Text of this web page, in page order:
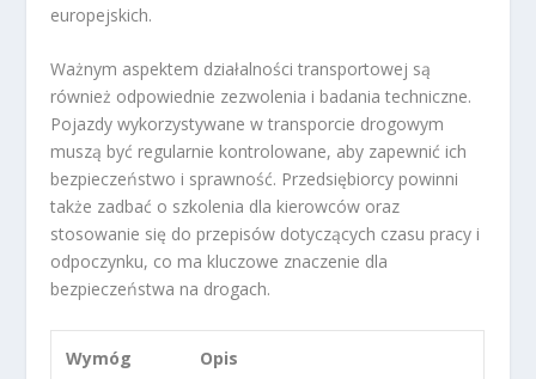
europejskich.
Ważnym aspektem działalności transportowej są
również odpowiednie zezwolenia i badania techniczne.
Pojazdy wykorzystywane w transporcie drogowym
muszą być regularnie kontrolowane, aby zapewnić ich
bezpieczeństwo i sprawność. Przedsiębiorcy powinni
także zadbać o szkolenia dla kierowców oraz
stosowanie się do przepisów dotyczących czasu pracy i
odpoczynku, co ma kluczowe znaczenie dla
bezpieczeństwa na drogach.
Wymóg Opis